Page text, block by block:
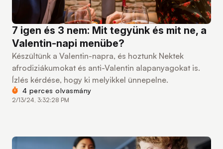
7 igen és 3 nem: Mit tegyünk és mit ne, a
Valentin-napi menübe?
Készültünk a Valentin-napra, és hoztunk Nektek
afrodiziákumokat és anti-Valentin alapanyagokat is.
Ízlés kérdése, hogy ki melyikkel ünnepelne.
4 perces olvasmány
2/13/24, 3:32:28 PM